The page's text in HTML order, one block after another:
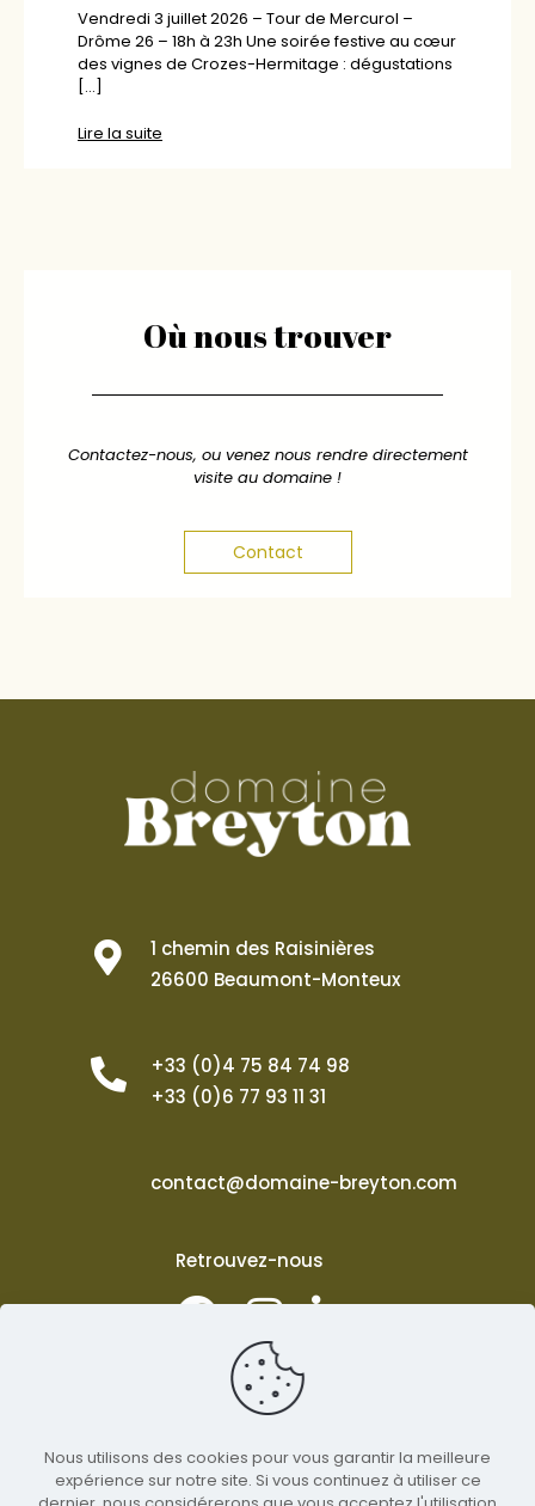
Vendredi 3 juillet 2026 – Tour de Mercurol –
Drôme 26 – 18h à 23h Une soirée festive au cœur
des vignes de Crozes-Hermitage : dégustations
[…]
Lire la suite
Où nous trouver
Contactez-nous, ou venez nous rendre directement
visite au domaine !
Contact
1 chemin des Raisinières
26600 Beaumont-Monteux
+33 (0)4 75 84 74 98
+33 (0)6 77 93 11 31
contact@domaine-breyton.com
Retrouvez-nous
Mentions légales
RGPD
Nous utilisons des cookies pour vous garantir la meilleure
expérience sur notre site. Si vous continuez à utiliser ce